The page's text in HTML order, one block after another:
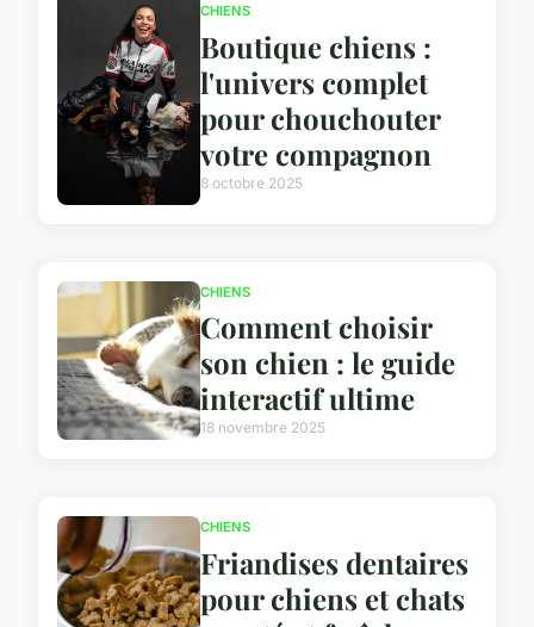
CHIENS
Boutique chiens :
l'univers complet
pour chouchouter
votre compagnon
8 octobre 2025
CHIENS
Comment choisir
son chien : le guide
interactif ultime
18 novembre 2025
CHIENS
Friandises dentaires
pour chiens et chats